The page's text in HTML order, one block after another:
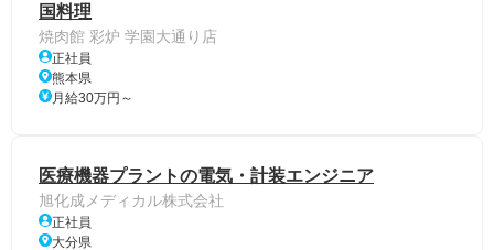
国料理
焼肉館 彩炉 学園大通り店
正社員
熊本県
月給30万円～
医療機器プラントの電気・計装エンジニア
旭化成メディカル株式会社
正社員
大分県